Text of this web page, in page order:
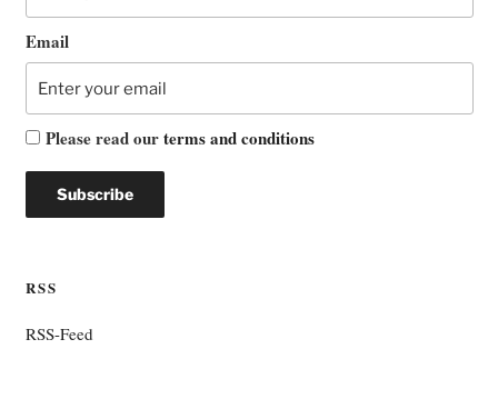
Email
Please read ourterms and conditions
RSS
RSS-Feed